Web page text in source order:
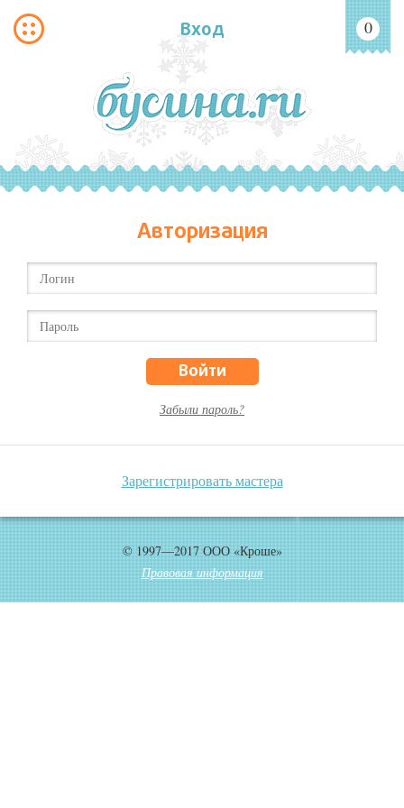
Вход 0
Авторизация
Забыли пароль?
Зарегистрировать мастера
© 1997—2017 ООО «Кроше»
Правовая информация